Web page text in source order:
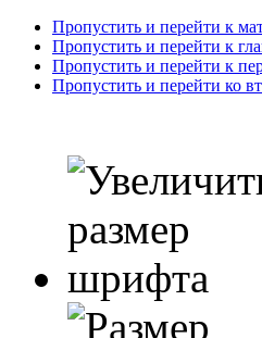
Пропустить и перейти к
Пропустить и перейти к
Пропустить и перейти к
Пропустить и перейти ко